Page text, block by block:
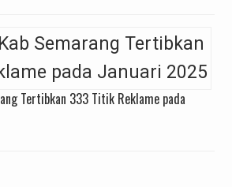
Tertibkan 333 Titik Reklame pada